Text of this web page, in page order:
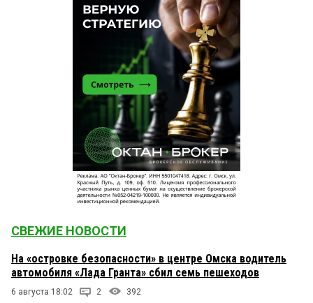
СВЕЖИЕ НОВОСТИ
На «островке безопасности» в центре Омска водитель
автомобиля «Лада Гранта» сбил семь пешеходов
6 августа 18:02 2 392